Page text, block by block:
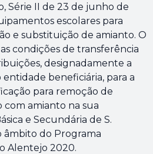
Série II de 23 de junho de
escolares para
e substituição de amianto. O
condições de transferência
designadamente a
beneficiária, para a
para remoção de
amianto na sua
e Secundária de S.
âmbito do Programa
Alentejo 2020.